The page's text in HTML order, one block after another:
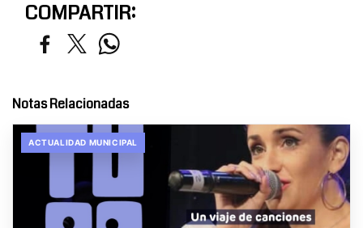
COMPARTIR:
Notas Relacionadas
ACTUALIDAD MUNICIPAL